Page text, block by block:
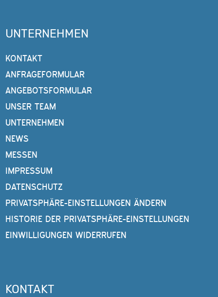
UNTERNEHMEN
KONTAKT
ANFRAGEFORMULAR
ANGEBOTSFORMULAR
UNSER TEAM
UNTERNEHMEN
NEWS
MESSEN
IMPRESSUM
DATENSCHUTZ
PRIVATSPHÄRE-EINSTELLUNGEN ÄNDERN
HISTORIE DER PRIVATSPHÄRE-EINSTELLUNGEN
EINWILLIGUNGEN WIDERRUFEN
KONTAKT